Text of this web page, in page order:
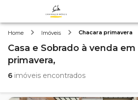
Home Imóveis Chacara primavera
Casa e Sobrado à venda em
primavera,
6 imóveis encontrados